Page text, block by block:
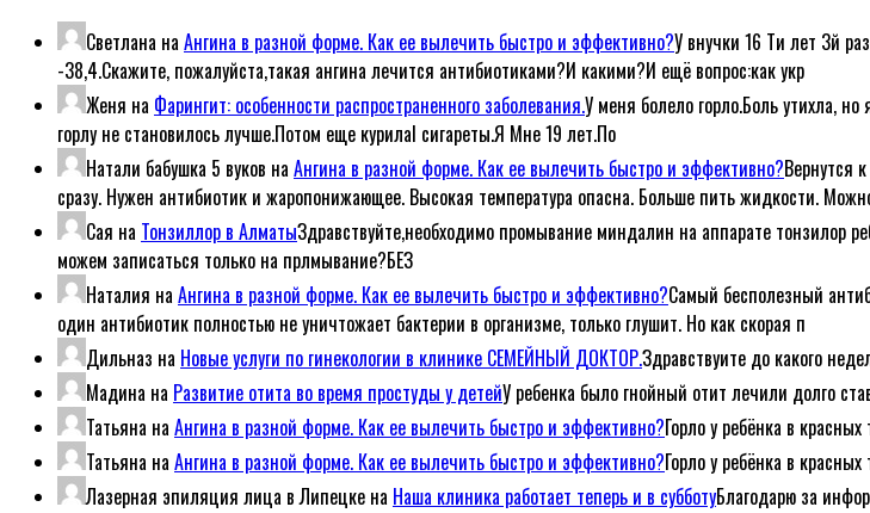
Светлана на Ангина в разной форме. Как ее вылечить быстро и эффективно?У внучки 16 Ти лет 3й
-38,4.Скажите, пожалуйста,такая ангина лечится антибиотиками?И какими?И ещё вопрос:как укр
Женя на Фарингит: особенности распространенного заболевания.У меня болело горло.Боль утихла,
горлу не становилось лучше.Потом еще курилаl сигареты.Я Мне 19 лет.По
Натали бабушка 5 вуков на Ангина в разной форме. Как ее вылечить быстро и эффективно?Вернутся
сразу. Нужен антибиотик и жаропонижающее. Высокая температура опасна. Больше пить жидкости.
Сая на Тонзиллор в АлматыЗдравствуйте,необходимо промывание миндалин на аппарате тонзилор
можем записаться только на прлмывание?БЕЗ
Наталия на Ангина в разной форме. Как ее вылечить быстро и эффективно?Самый бесполезный
один антибиотик полностью не уничтожает бактерии в организме, только глушит. Но как скорая п
Дильназ на Новые услуги по гинекологии в клинике СЕМЕЙНЫЙ ДОКТОР.Здравствуите до какого
Мадина на Развитие отита во время простуды у детейУ ребенка было гнойный отит лечили долго
Татьяна на Ангина в разной форме. Как ее вылечить быстро и эффективно?Горло у ребёнка в
Татьяна на Ангина в разной форме. Как ее вылечить быстро и эффективно?Горло у ребёнка в
Лазерная эпиляция лица в Липецке на Наша клиника работает теперь и в субботуБлагодарю за